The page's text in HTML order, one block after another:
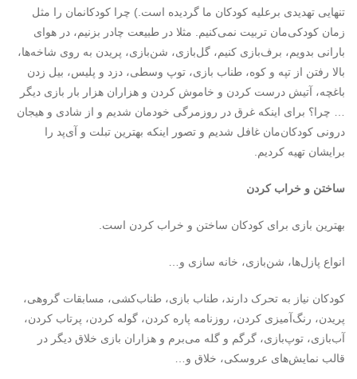
تنهایی تهدیدی برعلیه کودکان ما گردیده است.) چرا کودکانمان را مثل
زمان کودکی‌مان تربیت نمی‌کنیم. مثلا در طبیعت چادر بزنیم، در هوای
بارانی بدویم، برف‌بازی کنیم، گل‌بازی، شن‌بازی، پریدن به روی شاخه‌ها،
بالا رفتن از تپه و کوه، طناب بازی، توپ وسطی، دزد و پلیس، بیل زدن
باغچه، آتیش درست کردن و خاموش کردن و هزاران هزار بار بازی دیگر
… چرا؟ برای اینکه غرق در روزمرگی خودمان شدیم و از شادی و هیجان
درونی کودکان‌مان غافل شدیم و تصور اینکه بهترین تبلت و آی‌پد را
برایشان تهیه کردیم.
ساختن و خراب کردن
بهترین بازی برای کودکان ساختن و خراب کردن است.
انواع پازل‌ها، شن‌بازی، خانه سازی و…
کودکان نیاز به تحرک دارند، طناب‌ بازی، طناب‌کشی، مسابقات گروهی،
پریدن، رنگ‌آمیزی کردن، روزنامه پاره کردن، گوله کردن، پرتاب کردن،
آب‌بازی، توپ‌بازی، گرگم و گله می‌برم و هزاران بازی خلاق دیگر در
قالب نمایش‌های عروسکی، خلاق و…